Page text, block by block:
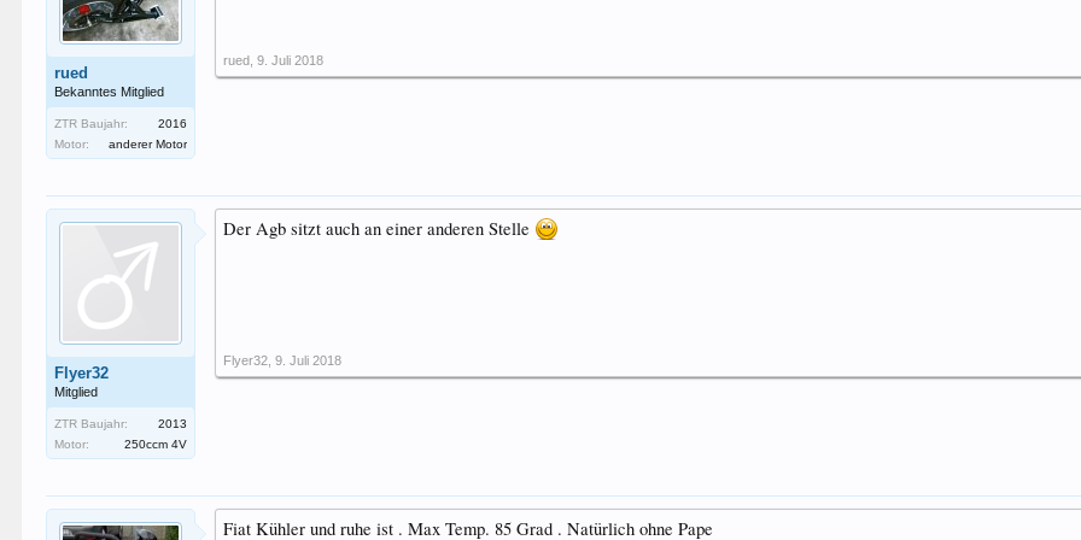
rued
Bekanntes Mitglied
ZTR Baujahr:
2016
Motor:
anderer Motor
rued 9. Juli 2018
Flyer32
Mitglied
ZTR Baujahr:
2013
Motor:
250ccm 4V
Der Agb sitzt auch an einer anderen Stelle
Flyer32 9. Juli 2018
Fiat Kühler und ruhe ist . Max Temp. 85 Grad . Natürlich ohne Pape